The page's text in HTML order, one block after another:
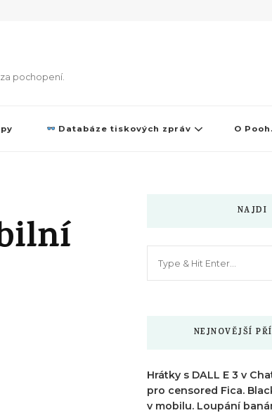
pochopení.
Databáze tiskových zpráv O
NAJDI
NEJNOVĚJŠÍ
Hrátky s DALL E 3 v
pro censored Fica.
v mobilu. Loupání